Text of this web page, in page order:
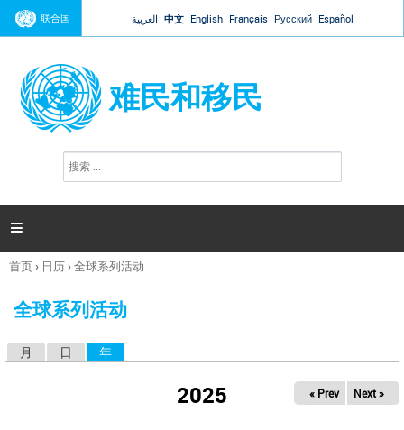
Jump to navigation
联合国 العربية 中文 English Français Русский Español
难民和移民
搜
索

你
这
首页› 日历›全球系列活动
全球系列活动
月 日 年
2025 « Prev Next »